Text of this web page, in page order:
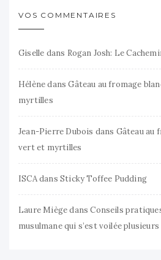
VOS COMMENTAIRES
Giselle dans Rogan Josh: Le
HélènedansGâteau au fromage
myrtilles
Jean-Pierre Dubois dans Gâteau au
vert et myrtilles
ISCAdans Sticky Toffee Pudding
Laure MiègedansConseils
musulmane qui s’est voilée